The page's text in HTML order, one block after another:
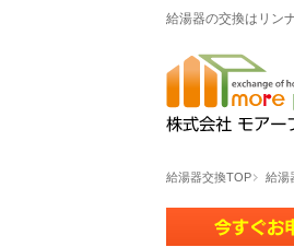
給湯器の交換はリン
給湯器交換TOP 給湯